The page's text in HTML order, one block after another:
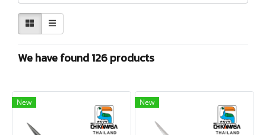
We have found 126 products
New New